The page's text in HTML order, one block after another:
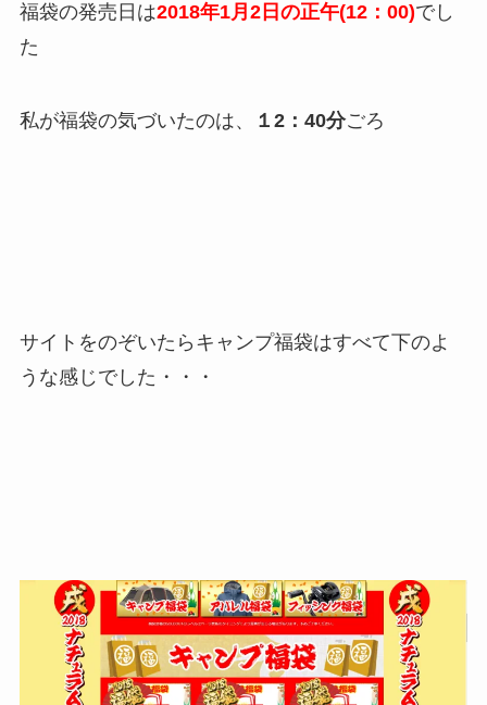
福袋の発売日は2018年1月2日の正午(12：00)でし
た
私が福袋の気づいたのは、 １2：40分ごろ
サイトをのぞいたらキャンプ福袋はすべて下のよ
うな感じでした・・・